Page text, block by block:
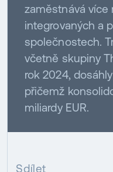
zaměstnává více
integrovaných a
společnostech.
včetně skupiny
rok 2024,
přičemž
miliardy EUR.
Sdílet